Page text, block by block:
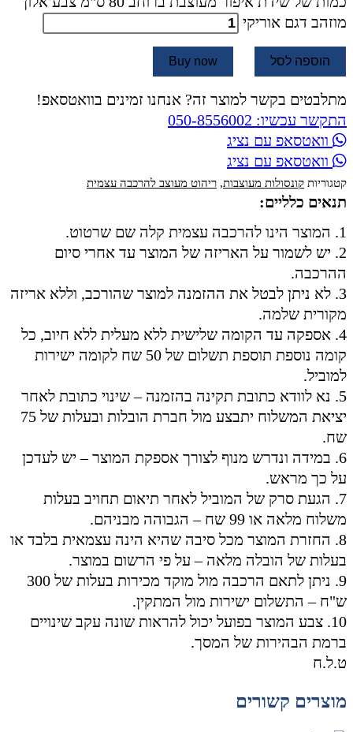
מוזהב דגם אוריקי
הוספה לסל Buy now
מתלבטים בקשר למוצר זה? אנחנו זמינים בוואטסאפ!
התקשר עכשיו: 050-8556002
וואטסאפ עם נציג
וואטסאפ עם נציג
קטגוריות קונסולות מעוצבות, ריהוט מעוצב להרכבה עצמית
תנאים כלליים:
1. המוצר הינו להרכבה עצמית קלה שם שרטוט.
2. יש לשמור על האריזה של המוצר עד אחרי סיום
ההרכבה.
3. לא ניתן לבטל את ההזמנה למוצר שהורכב, וללא אריזה
מקורית שלמה.
4. אספקה עד הקומה שלישית ללא מעלית ללא חיוב, כל
קומה נוספת תוספת תשלום של 50 שח לקומה ישירות
למוביל.
5. נא לוודא כתובת תקינה בהזמנה – שינוי כתובת לאחר
יציאת המשלוח יתבצע מול חברת הובלות ובעלות של 75
שח.
6. במידה ונדרש מנוף לצורך אספקת המוצר – יש לעדכן
על כך מראש.
7. הגעת סרק של המוביל לאחר תיאום תחויב בעלות
משלוח מלאה או 99 שח – הגבוהה מבניהם.
8. החזרת המוצר מכל סיבה שהיא הינה עצמאית בלבד או
בעלות של הובלה מלאה – על פי הרשום במוצר.
9. ניתן לתאם הרכבה מול מוקד מכירות בעלות של 300
ש"ח – התשלום ישירות מול המתקין.
10. צבע המוצר בפועל יכול להראות שונה עקב שינויים
ברמת הבהירות של המסך.
ט.ל.ח
מוצרים קשורים